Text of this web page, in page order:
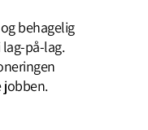
behagelig
på-lag.
jobben.